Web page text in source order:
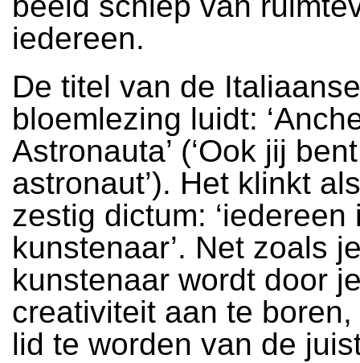
iedereen.
De titel van de
bloemlezing luidt:
Astronauta’ (‘Ook jij bent
astronaut’). Het klinkt
zestig dictum: ‘iedereen
kunstenaar’. Net zoals
kunstenaar wordt door
creativiteit aan te
lid te worden van de